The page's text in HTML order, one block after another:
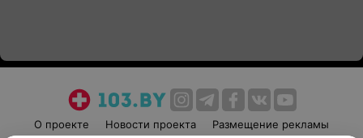
О проекте Новости проекта
Размещение рекламы